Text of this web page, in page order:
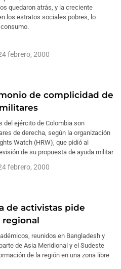
quedaron atrás, y la creciente
los estratos sociales pobres, lo
febrero, 2000
de complicidad de
del ejército de Colombia son
de derecha, según la organización
Watch (HRW), que pidió al
de su propuesta de ayuda militar
febrero, 2000
de activistas pide
regional
reunidos en Bangladesh y
de Asia Meridional y el Sudeste
de la región en una zona libre